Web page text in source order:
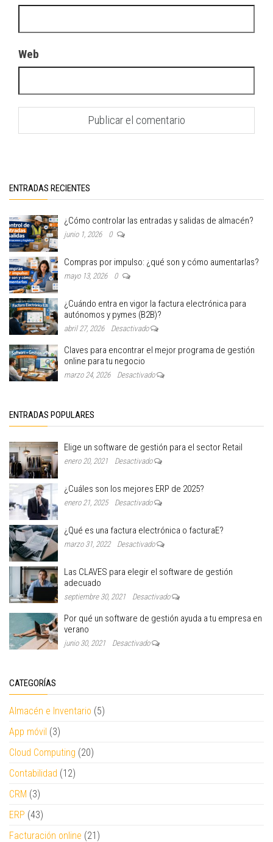
Web
ENTRADAS RECIENTES
¿Cómo controlar las entradas y salidas de almacén?
junio 1, 2026 0
Compras por impulso: ¿qué son y cómo aumentarlas?
mayo 13, 2026 0
¿Cuándo entra en vigor la factura electrónica para
autónomos y pymes (B2B)?
abril 27, 2026 Desactivado
Claves para encontrar el mejor programa de gestión
online para tu negocio
marzo 24, 2026 Desactivado
ENTRADAS POPULARES
Elige un software de gestión para el sector Retail
enero 20, 2021 Desactivado
¿Cuáles son los mejores ERP de 2025?
enero 21, 2025 Desactivado
¿Qué es una factura electrónica o facturaE?
marzo 31, 2022 Desactivado
Las CLAVES para elegir el software de gestión
adecuado
septiembre 30, 2021 Desactivado
Por qué un software de gestión ayuda a tu empresa en
verano
junio 30, 2021 Desactivado
CATEGORÍAS
Almacén e Inventario (5)
App móvil (3)
Cloud Computing (20)
Contabilidad (12)
CRM (3)
ERP (43)
Facturación online (21)